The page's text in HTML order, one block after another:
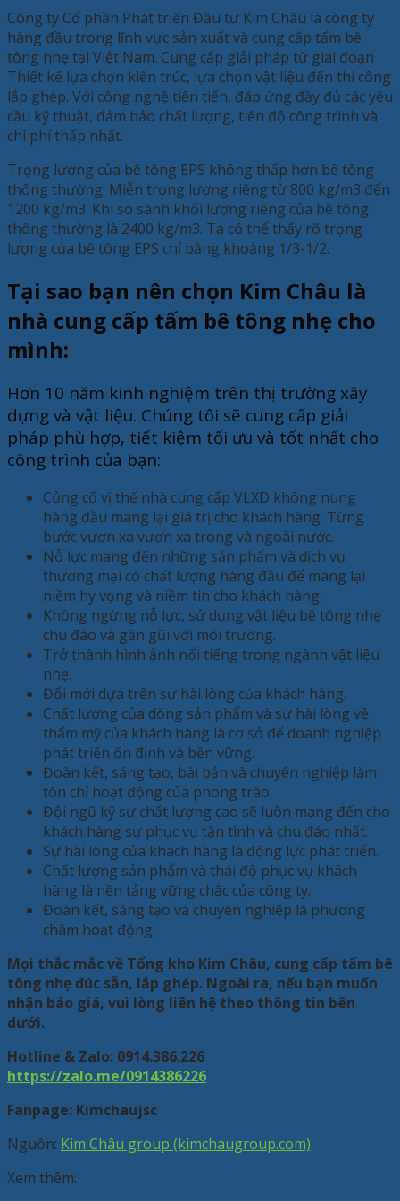
Công ty Cổ phần Phát triển Đầu tư Kim Châu là công ty
hàng đầu trong lĩnh vực sản xuất và cung cấp tấm bê
tông nhẹ tại Việt Nam. Cung cấp giải pháp từ giai đoạn
Thiết kế lựa chọn kiến trúc, lựa chọn vật liệu đến thi công
lắp ghép. Với công nghệ tiên tiến, đáp ứng đầy đủ các yêu
cầu kỹ thuật, đảm bảo chất lượng, tiến độ công trình và
chi phí thấp nhất.
Trọng lượng của bê tông EPS không thấp hơn bê tông
thông thường. Miễn trọng lượng riêng từ 800 kg/m3 đến
1200 kg/m3. Khi so sánh khối lượng riêng của bê tông
thông thường là 2400 kg/m3. Ta có thể thấy rõ trọng
lượng của bê tông EPS chỉ bằng khoảng 1/3-1/2.
Tại sao bạn nên chọn Kim Châu là
nhà cung cấp tấm bê tông nhẹ cho
mình:
Hơn 10 năm kinh nghiệm trên thị trường xây
dựng và vật liệu. Chúng tôi sẽ cung cấp giải
pháp phù hợp, tiết kiệm tối ưu và tốt nhất cho
công trình của bạn:
Củng cố vị thế nhà cung cấp VLXD không nung
hàng đầu mang lại giá trị cho khách hàng. Từng
bước vươn xa vươn xa trong và ngoài nước.
Nỗ lực mang đến những sản phẩm và dịch vụ
thương mại có chất lượng hàng đầu để mang lại
niềm hy vọng và niềm tin cho khách hàng.
Không ngừng nỗ lực, sử dụng vật liệu bê tông nhẹ
chu đáo và gần gũi với môi trường.
Trở thành hình ảnh nổi tiếng trong ngành vật liệu
nhẹ.
Đổi mới dựa trên sự hài lòng của khách hàng.
Chất lượng của dòng sản phẩm và sự hài lòng về
thẩm mỹ của khách hàng là cơ sở để doanh nghiệp
phát triển ổn định và bền vững.
Đoàn kết, sáng tạo, bài bản và chuyên nghiệp làm
tôn chỉ hoạt động của phong trào.
Đội ngũ kỹ sư chất lượng cao sẽ luôn mang đến cho
khách hàng sự phục vụ tận tình và chu đáo nhất.
Sự hài lòng của khách hàng là động lực phát triển.
Chất lượng sản phẩm và thái độ phục vụ khách
hàng là nền tảng vững chắc của công ty.
Đoàn kết, sáng tạo và chuyên nghiệp là phương
châm hoạt động.
Mọi thắc mắc về Tổng kho Kim Châu, cung cấp tấm bê
tông nhẹ đúc sẵn, lắp ghép. Ngoài ra, nếu bạn muốn
nhận báo giá, vui lòng liên hệ theo thông tin bên
dưới.
Hotline & Zalo: 0914.386.226
https://zalo.me/0914386226
Fanpage: Kimchaujsc
Nguồn: Kim Châu group (kimchaugroup.com)
Xem thêm: